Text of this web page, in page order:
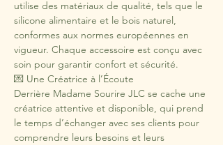
utilise des matériaux de qualité, tels que le
silicone alimentaire et le bois naturel,
conformes aux normes européennes en
vigueur. Chaque accessoire est conçu avec
soin pour garantir confort et sécurité.
💌 Une Créatrice à l’Écoute
Derrière Madame Sourire JLC se cache une
créatrice attentive et disponible, qui prend
le temps d’échanger avec ses clients pour
comprendre leurs besoins et leurs